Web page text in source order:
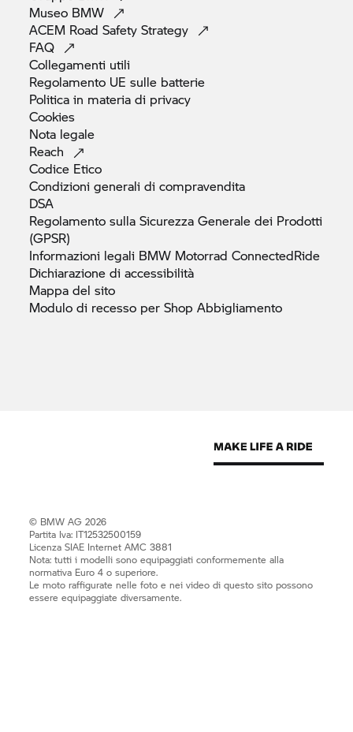
Museo BMW
ACEM Road SafetyStrategy
FAQ
Collegamenti utili
Regolamento UE sulle batterie
Politica in materia di privacy
Cookies
Nota legale
Reach
Codice Etico
Condizioni generali dicompravendita
DSA
Regolamento sulla Sicurezza Generale dei Prodotti
(GPSR)
Informazioni legali BMW Motorrad ConnectedRide
Dichiarazione diaccessibilità
Mappa delsito
Modulo di recesso per ShopAbbigliamento
© BMW AG 2026
Partita Iva: IT12532500159
Licenza SIAE Internet AMC 3881
Nota: tutti i modelli sono equipaggiati conformemente alla
normativa Euro 4 o superiore.
Le moto raffigurate nelle foto e nei video di questo sito possono
essere equipaggiate diversamente.